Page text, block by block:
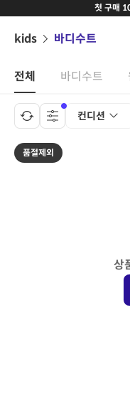
첫 구매
kids 바디수트
전체 바디수트
컨디션
품절제외
상